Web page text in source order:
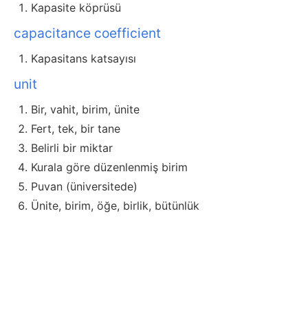
Kapasite köprüsü
capacitance coefficient
Kapasitans katsayısı
unit
Bir, vahit, birim, ünite
Fert, tek, bir tane
Belirli bir miktar
Kurala göre düzenlenmiş birim
Puvan (üniversitede)
Ünite, birim, öğe, birlik, bütünlük